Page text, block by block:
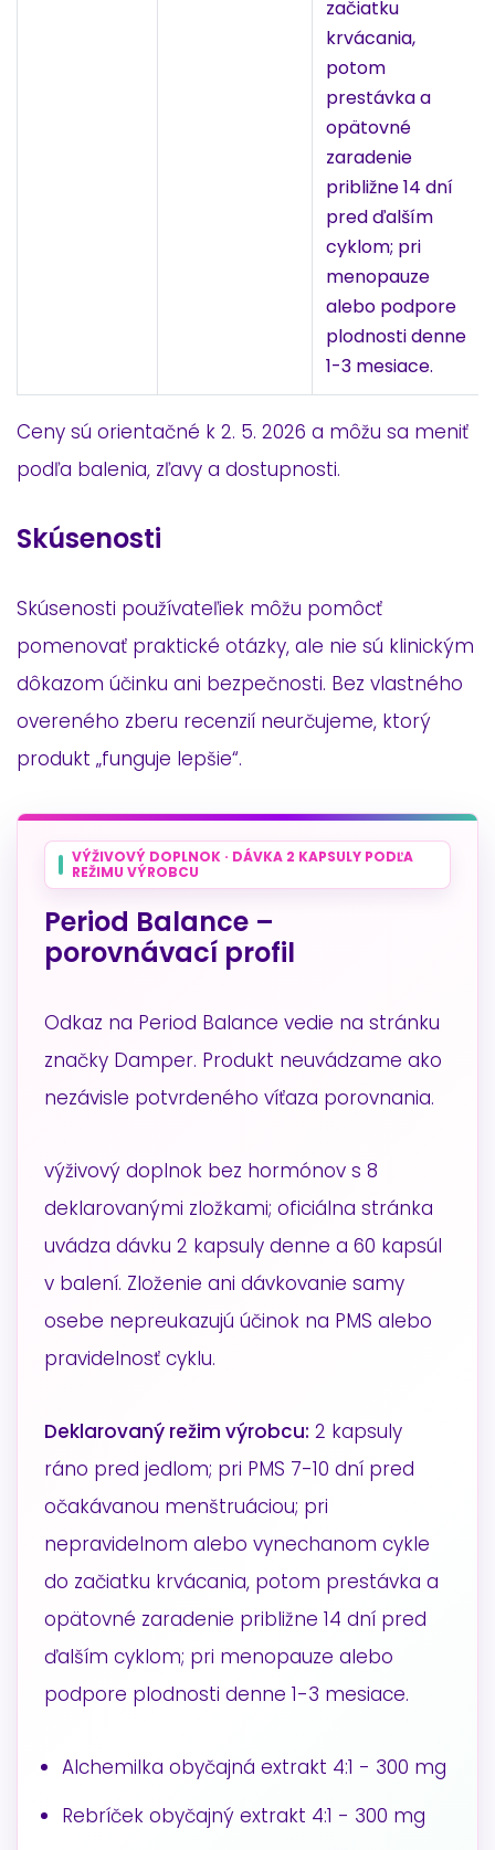
začiatku
krvácania,
potom
prestávka a
opätovné
zaradenie
približne 14 dní
pred ďalším
cyklom; pri
menopauze
alebo podpore
plodnosti denne
1-3 mesiace.
Ceny sú orientačné k 2. 5. 2026 a môžu sa meniť
podľa balenia, zľavy a dostupnosti.
Skúsenosti
Skúsenosti používateľiek môžu pomôcť
pomenovať praktické otázky, ale nie sú klinickým
dôkazom účinku ani bezpečnosti. Bez vlastného
overeného zberu recenzií neurčujeme, ktorý
produkt „funguje lepšie“.
VÝŽIVOVÝ DOPLNOK · DÁVKA 2 KAPSULY PODĽA
REŽIMU VÝROBCU
Period Balance –
porovnávací profil
Odkaz na Period Balance vedie na stránku
značky Damper. Produkt neuvádzame ako
nezávisle potvrdeného víťaza porovnania.
výživový doplnok bez hormónov s 8
deklarovanými zložkami; oficiálna stránka
uvádza dávku 2 kapsuly denne a 60 kapsúl
v balení. Zloženie ani dávkovanie samy
osebe nepreukazujú účinok na PMS alebo
pravidelnosť cyklu.
Deklarovaný režim výrobcu: 2 kapsuly
ráno pred jedlom; pri PMS 7-10 dní pred
očakávanou menštruáciou; pri
nepravidelnom alebo vynechanom cykle
do začiatku krvácania, potom prestávka a
opätovné zaradenie približne 14 dní pred
ďalším cyklom; pri menopauze alebo
podpore plodnosti denne 1-3 mesiace.
Alchemilka obyčajná extrakt 4:1 - 300 mg
Rebríček obyčajný extrakt 4:1 - 300 mg